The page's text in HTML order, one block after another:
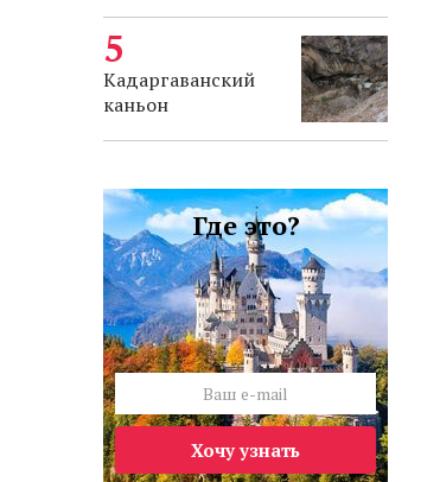
Кадаргаванский
каньон
Где это?
Хочу узнать